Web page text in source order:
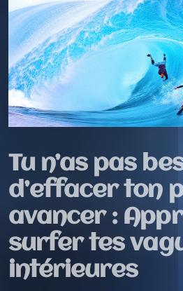
Tu n’as pas
d’effacer ton
avancer :
surfer tes
intérieures